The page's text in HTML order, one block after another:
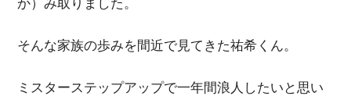
そんな家族の歩みを間近で見てきた祐希くん。
ミスターステップアップで一年間浪人したいと思い